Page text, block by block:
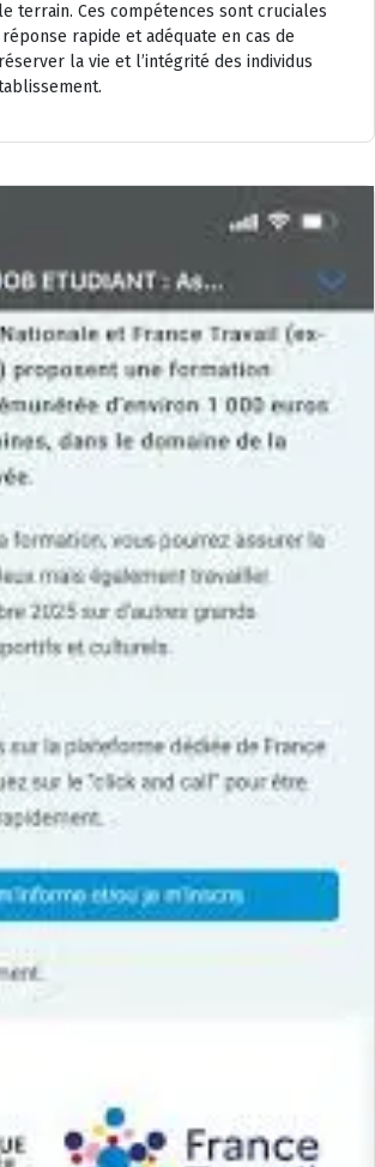
terrain. Ces compétences sont cruciales
rapide et adéquate en cas de
la vie et l’intégrité des individus